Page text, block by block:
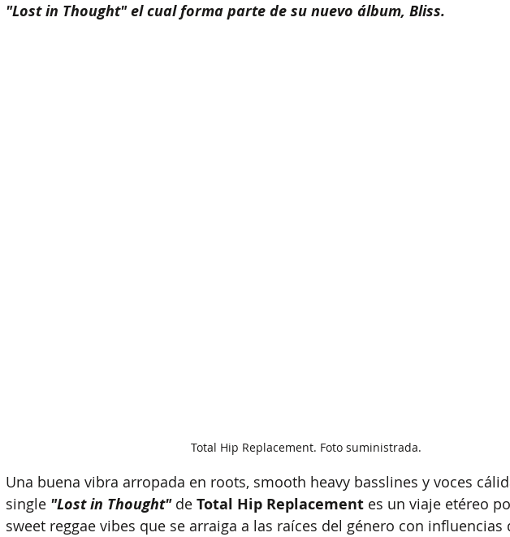
"Lost in Thought" el cual forma parte de su nuevo álbum, Bliss.
Total Hip Replacement. Foto suministrada.
Una buena vibra arropada en roots, smooth heavy basslines y voces
single "Lost in Thought" de Total Hip Replacement es un viaje etéreo
sweet reggae vibes que se arraiga a las raíces del género con influencias